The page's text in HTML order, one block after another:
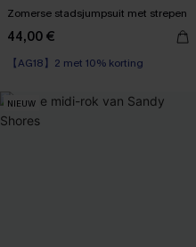
Zomerse stadsjumpsuit met strepen
44,00 €
【AG18】2 met 10% korting
NIEUW